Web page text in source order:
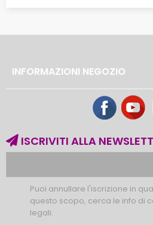
INFORMAZIONI NEGOZIO
ISCRIVITI ALLA
Puoi annullare l'iscrizione in
questo scopo, cerca le info di
legali.